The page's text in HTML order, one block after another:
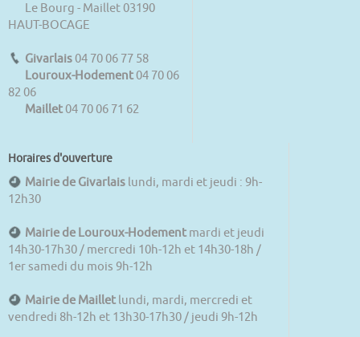
Le Bourg - Maillet 03190
HAUT-BOCAGE
Givarlais 04 70 06 77 58
Louroux-Hodement 04 70 06
82 06
Maillet 04 70 06 71 62
Horaires d'ouverture
Mairie de Givarlais lundi, mardi et jeudi : 9h-
12h30
Mairie de Louroux-Hodement mardi et jeudi
14h30-17h30 / mercredi 10h-12h et 14h30-18h /
1er samedi du mois 9h-12h
Mairie de Maillet lundi, mardi, mercredi et
vendredi 8h-12h et 13h30-17h30 / jeudi 9h-12h